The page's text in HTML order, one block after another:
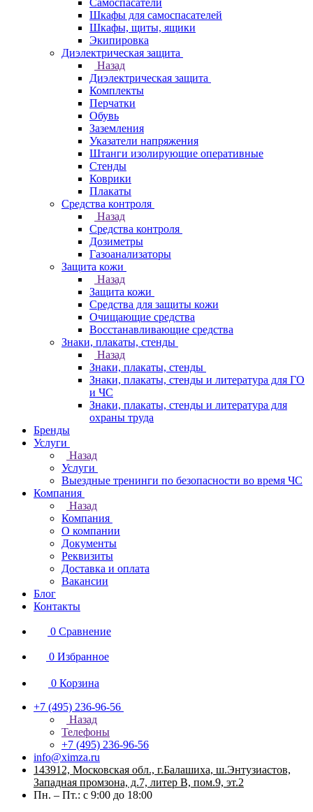
Самоспасатели
Шкафы для самоспасателей
Шкафы, щиты, ящики
Экипировка
Диэлектрическая защита
Назад
Диэлектрическая защита
Комплекты
Перчатки
Обувь
Заземления
Указатели напряжения
Штанги изолирующие оперативные
Стенды
Коврики
Плакаты
Средства контроля
Назад
Средства контроля
Дозиметры
Газоанализаторы
Защита кожи
Назад
Защита кожи
Средства для защиты кожи
Очищающие средства
Восстанавливающие средства
Знаки, плакаты, стенды
Назад
Знаки, плакаты, стенды
Знаки, плакаты, стенды и литература для ГО
и ЧС
Знаки, плакаты, стенды и литература для
охраны труда
Бренды
Услуги
Назад
Услуги
Выездные тренинги по безопасности во время ЧС
Компания
Назад
Компания
О компании
Документы
Реквизиты
Доставка и оплата
Вакансии
Блог
Контакты
0 Сравнение
0 Избранное
0 Корзина
+7 (495) 236-96-56
Назад
Телефоны
+7 (495) 236-96-56
info@ximza.ru
143912, Московская обл., г.Балашиха, ш.Энтузиастов,
Западная промзона, д.7, литер В, пом.9, эт.2
Пн. – Пт.: с 9:00 до 18:00